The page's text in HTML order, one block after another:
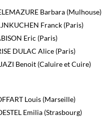
Barbara (Mulhouse)
Franck (Paris)
Eric (Paris)
DULAC Alice (Paris)
Benoit (Caluire et Cuire)
Louis (Marseille)
Emilia (Strasbourg)